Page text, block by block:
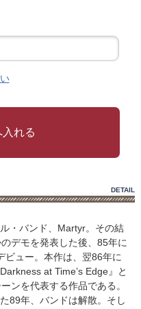
入れる
DETAIL
・バンド、Martyr。その結
デモを発表した後、85年に
ビュー。本作は、翌86年に
at Time’s Edge』と
ンを代表する作品である。
89年、バンドは解散。そし